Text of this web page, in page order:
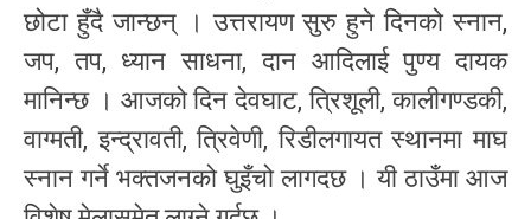
छोटा हुँदै जान्छन् । उत्तरायण सुरु हुने दिनको स्नान,
जप, तप, ध्यान साधना, दान आदिलाई पुण्य दायक
मानिन्छ । आजको दिन देवघाट, त्रिशूली, कालीगण्डकी,
वाग्मती, इन्द्रावती, त्रिवेणी, रिडीलगायत स्थानमा माघ
स्नान गर्ने भक्तजनको घुइँचो लागदछ । यी ठाउँमा आज